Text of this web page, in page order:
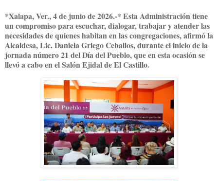
*Xalapa, Ver., 4 de junio de 2026.-* Esta Administración tiene
un compromiso para escuchar, dialogar, trabajar y atender las
necesidades de quienes habitan en las congregaciones, afirmó la
Alcaldesa, Lic. Daniela Griego Ceballos, durante el inicio de la
jornada número 21 del Día del Pueblo, que en esta ocasión se
llevó a cabo en el Salón Ejidal de El Castillo.